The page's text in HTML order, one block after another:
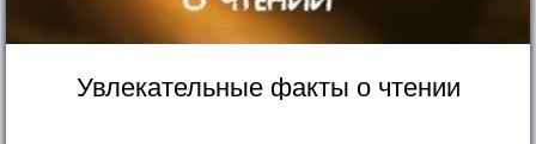
Увлекательные факты о чтении